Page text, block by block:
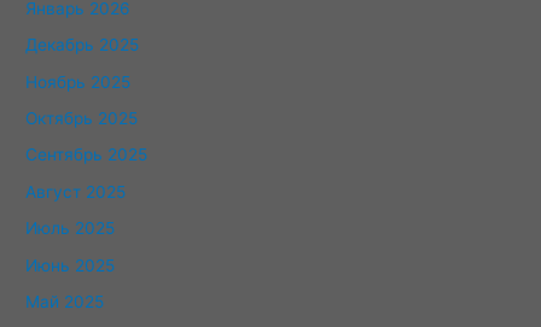
Январь 2026
Декабрь 2025
Ноябрь 2025
Октябрь 2025
Сентябрь 2025
Август 2025
Июль 2025
Июнь 2025
Май 2025